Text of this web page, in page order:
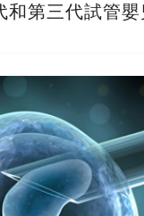
和第三代試管嬰